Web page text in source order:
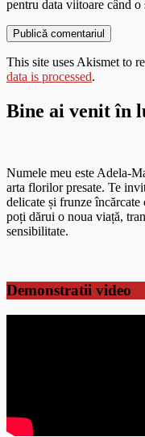
pentru data viitoare când o
This site uses Akismet to
data is processed.
Bine ai venit în
Numele meu este Adela-
arta florilor presate. Te
delicate și frunze
poți dărui o noua viață,
sensibilitate.
Demonstratii video